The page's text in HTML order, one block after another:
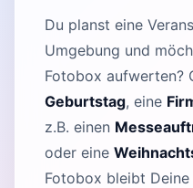
Du planst eine
Umgebung und
Fotobox aufwerten?
Geburtstag, eine
z.B. einen
oder eine
Fotobox bleibt